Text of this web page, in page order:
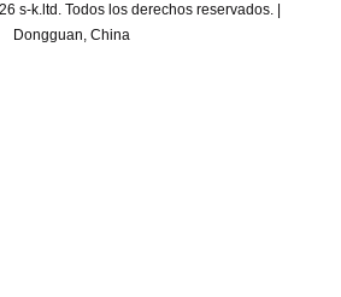
s-k.ltd. Todos los derechos reservados. |
Dongguan, China